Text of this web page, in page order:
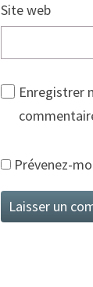
Site web
Enregistrer
Prévenez-